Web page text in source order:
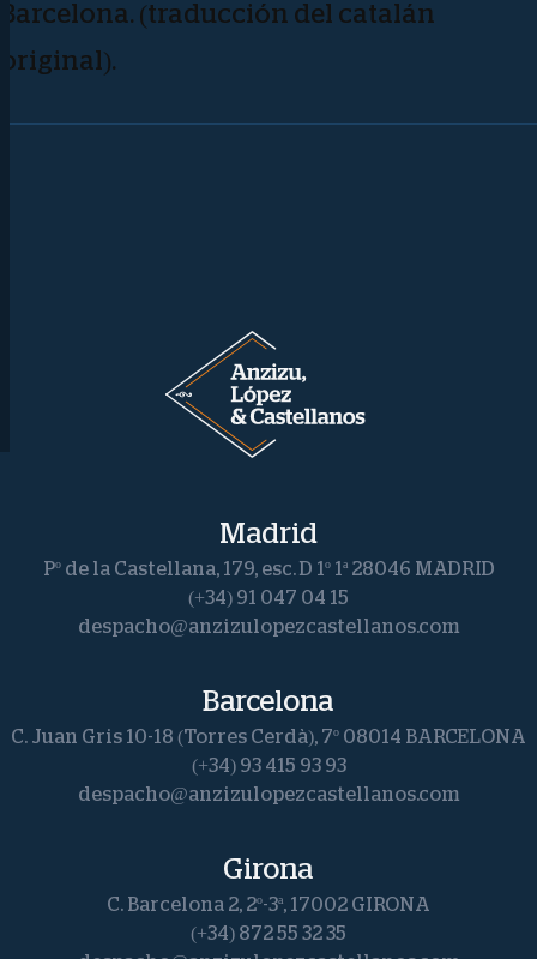
Barcelona. (traducción del catalán
original).
Madrid
Pº de la Castellana, 179, esc. D 1º 1ª 28046 MADRID
(+34) 91 047 04 15
despacho@anzizulopezcastellanos.com
Barcelona
C. Juan Gris 10-18 (Torres Cerdà), 7º 08014 BARCELONA
(+34) 93 415 93 93
despacho@anzizulopezcastellanos.com
Girona
C. Barcelona 2, 2º-3ª, 17002 GIRONA
(+34) 872 55 32 35